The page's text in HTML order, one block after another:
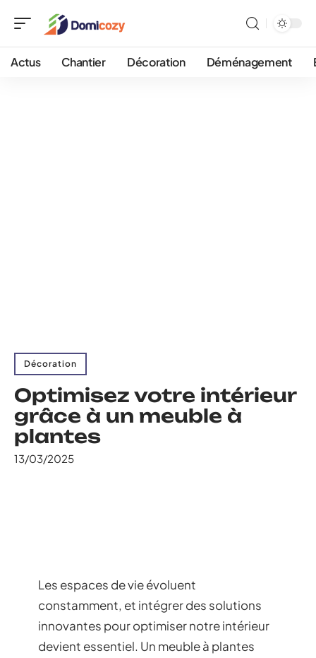
Actus Chantier Décoration Déménagement
Décoration
Optimisez votre intérieur
grâce à un meuble à
plantes
13/03/2025
Les espaces de vie évoluent
constamment, et intégrer des solutions
innovantes pour optimiser notre intérieur
devient essentiel. Un meuble à plantes